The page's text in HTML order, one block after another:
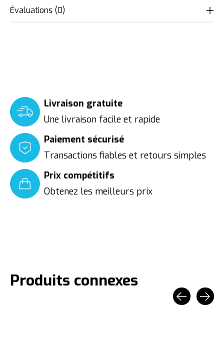
Évaluations (0)
Livraison gratuite
Une livraison facile et rapide
Paiement sécurisé
Transactions fiables et retours simples
Prix compétitifs
Obtenez les meilleurs prix
Produits connexes